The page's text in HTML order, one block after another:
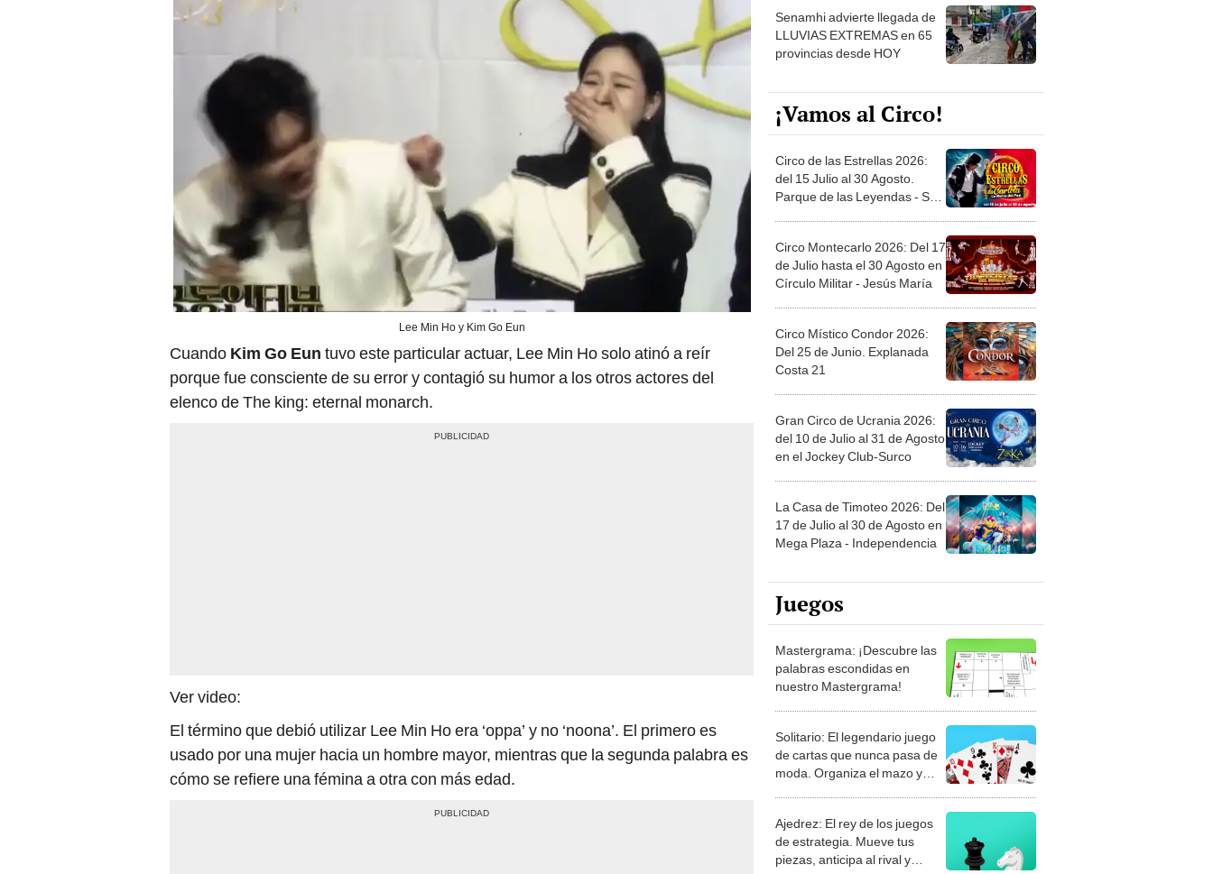
Lee Min Ho y Kim Go Eun
Cuando Kim Go Eun tuvo este particular actuar, Lee Min Ho solo atinó a reír
porque fue consciente de su error y contagió su humor a los otros actores del
elenco de The king: eternal monarch.
Ver video:
El término que debió utilizar Lee Min Ho era ‘oppa’ y no ‘noona’. El primero es
usado por una mujer hacia un hombre mayor, mientras que la segunda palabra es
cómo se refiere una fémina a otra con más edad.
Senamhi advierte llegada de
LLUVIAS EXTREMAS en 65
provincias desde HOY
¡Vamos al Circo!
Circo de las Estrellas 2026:
del 15 Julio al 30 Agosto.
Parque de las Leyendas - San
Circo Montecarlo 2026: Del 17
de Julio hasta el 30 Agosto en
Círculo Militar - Jesús María
Circo Místico Condor 2026:
Del 25 de Junio. Explanada
Costa 21
Gran Circo de Ucrania 2026:
del 10 de Julio al 31 de Agosto
en el Jockey Club-Surco
La Casa de Timoteo 2026: Del
17 de Julio al 30 de Agosto en
Mega Plaza - Independencia
Juegos
Mastergrama: ¡Descubre las
palabras escondidas en
nuestro Mastergrama!
Solitario: El legendario juego
de cartas que nunca pasa de
moda. Organiza el mazo y
Ajedrez: El rey de los juegos
de estrategia. Mueve tus
piezas, anticipa al rival y